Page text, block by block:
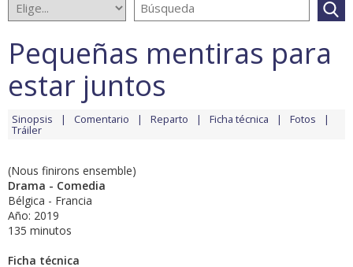
Pequeñas mentiras para
estar juntos
Sinopsis Comentario Reparto Ficha técnica Fotos
Tráiler
(Nous finirons ensemble)
Drama - Comedia
Bélgica - Francia
Año: 2019
135 minutos
Ficha técnica